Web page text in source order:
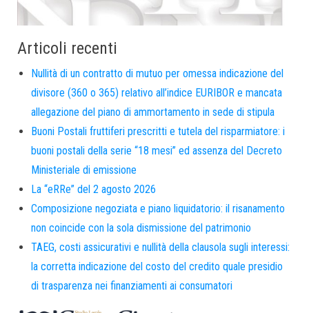
Articoli recenti
Nullità di un contratto di mutuo per omessa indicazione del
divisore (360 o 365) relativo all’indice EURIBOR e mancata
allegazione del piano di ammortamento in sede di stipula
Buoni Postali fruttiferi prescritti e tutela del risparmiatore: i
buoni postali della serie “18 mesi” ed assenza del Decreto
Ministeriale di emissione
La “eRRe” del 2 agosto 2026
Composizione negoziata e piano liquidatorio: il risanamento
non coincide con la sola dismissione del patrimonio
TAEG, costi assicurativi e nullità della clausola sugli interessi:
la corretta indicazione del costo del credito quale presidio
di trasparenza nei finanziamenti ai consumatori